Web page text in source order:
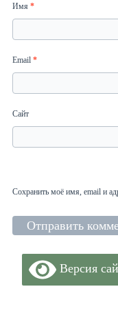
Имя*
Email*
Сайт
Сохранить моё имя, email и
Версия